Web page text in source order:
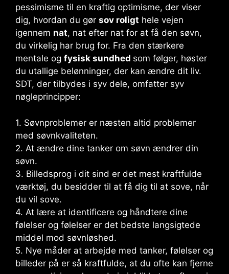
pessimisme til en kraftig optimisme, der viser
dig, hvordan du gør sov roligt hele vejen
igennem nat, nat efter nat for at få den søvn,
du virkelig har brug for. Fra den stærkere
mentale og fysisk sundhed som følger, høster
du utallige belønninger, der kan ændre dit liv.
SDT, der tilbydes i syv dele, omfatter syv
nøgleprincipper:
1. Søvnproblemer er næsten altid problemer
med søvnkvaliteten.
2. At ændre dine tanker om søvn ændrer din
søvn.
3. Billedsprog i dit sind er det mest kraftfulde
værktøj, du besidder til at få dig til at sove, når
du vil sove.
4. At lære at identificere og håndtere dine
følelser og følelser er det bedste langsigtede
middel mod søvnløshed.
5. Nye måder at arbejde med tanker, følelser og
billeder på er så kraftfulde, at du ofte kan fjerne